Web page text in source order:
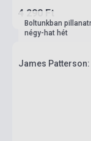
4 290 Ft
Boltunkban
négy-hat hét
James Patterson: